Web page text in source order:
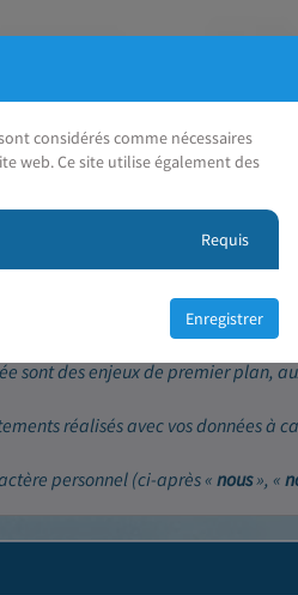
sont des enjeux de premier plan,
réalisés avec vos données à
personnel (ci-après « nous», «
considérés comme nécessaires
web. Ce site utilise également des
Requis